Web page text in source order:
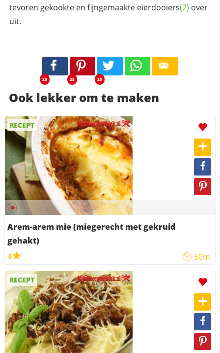
tevoren gekookte en fijngemaakte eierdooiers(2) over
uit.
25 25 25
Ook lekker om te maken
RECEPT
Arem-arem mie (miegerecht met gekruid
gehakt)
4
50m
RECEPT